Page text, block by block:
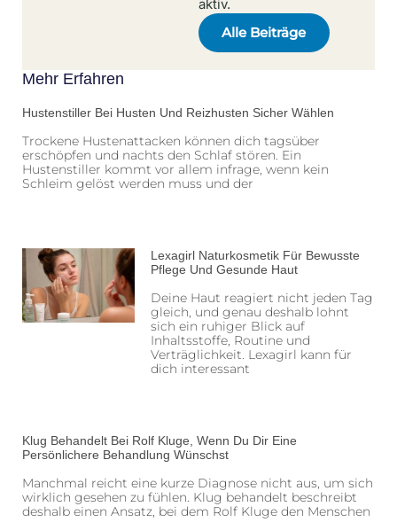
aktiv.
Alle Beiträge
Mehr Erfahren
Hustenstiller Bei Husten Und Reizhusten Sicher Wählen
Trockene Hustenattacken können dich tagsüber
erschöpfen und nachts den Schlaf stören. Ein
Hustenstiller kommt vor allem infrage, wenn kein
Schleim gelöst werden muss und der
Lexagirl Naturkosmetik Für Bewusste
Pflege Und Gesunde Haut
Deine Haut reagiert nicht jeden Tag
gleich, und genau deshalb lohnt
sich ein ruhiger Blick auf
Inhaltsstoffe, Routine und
Verträglichkeit. Lexagirl kann für
dich interessant
Klug Behandelt Bei Rolf Kluge, Wenn Du Dir Eine
Persönlichere Behandlung Wünschst
Manchmal reicht eine kurze Diagnose nicht aus, um sich
wirklich gesehen zu fühlen. Klug behandelt beschreibt
deshalb einen Ansatz, bei dem Rolf Kluge den Menschen